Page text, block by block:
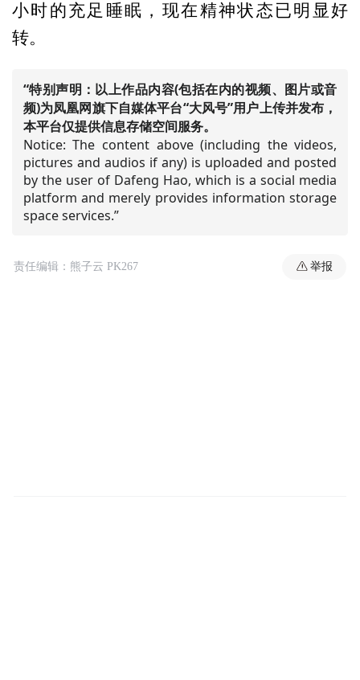
小时的充足睡眠，现在精神状态已明显好
转。
“特别声明：以上作品内容(包括在内的视频、图片或音
频)为凤凰网旗下自媒体平台“大风号”用户上传并发布，
本平台仅提供信息存储空间服务。
Notice: The content above (including the videos,
pictures and audios if any) is uploaded and posted
by the user of Dafeng Hao, which is a social media
platform and merely provides information storage
space services.”
责任编辑：熊子云 PK267 举报